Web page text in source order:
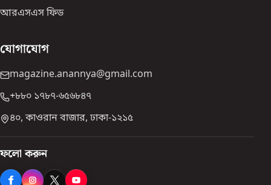
আরএসএস ফিড
যোগাযোগ
magazine.anannya@gmail.com
+৮৮০ ১৭৮৭-৬৫৬৮৪৭
৪০, কাওরান বাজার, ঢাকা-১২১৫
ফলো করুন